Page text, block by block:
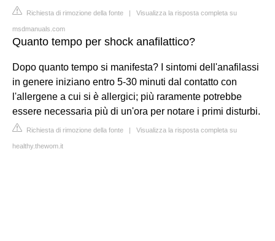
Richiesta di rimozione della fonte | Visualizza la risposta completa su
msdmanuals.com
Quanto tempo per shock anafilattico?
Dopo quanto tempo si manifesta? I sintomi dell'anafilassi
in genere iniziano entro 5-30 minuti dal contatto con
l'allergene a cui si è allergici; più raramente potrebbe
essere necessaria più di un'ora per notare i primi disturbi.
Richiesta di rimozione della fonte | Visualizza la risposta completa su
healthy.thewom.it